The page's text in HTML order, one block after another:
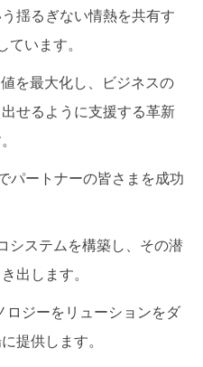
揺るぎない情熱を共有す
います。
を最大化し、ビジネスの
せるように支援する革新
パートナーの皆さまを成功
システムを構築し、その潜
出します。
ジーをリューションをダ
提供します。